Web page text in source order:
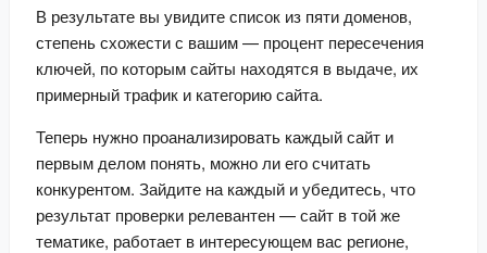
В результате вы увидите список из пяти доменов,
степень схожести с вашим — процент пересечения
ключей, по которым сайты находятся в выдаче, их
примерный трафик и категорию сайта.
Теперь нужно проанализировать каждый сайт и
первым делом понять, можно ли его считать
конкурентом. Зайдите на каждый и убедитесь, что
результат проверки релевантен — сайт в той же
тематике, работает в интересующем вас регионе,